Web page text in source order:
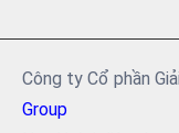
Công ty Cổ phần
Group